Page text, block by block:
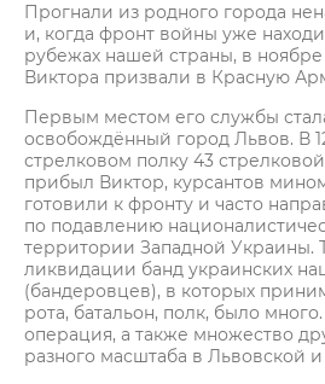
Прогнали из родного города
и, когда фронт войны уже
рубежах нашей страны, в ноябре
Виктора призвали в Красную
Первым местом его службы
освобождённый город Львов. В
стрелковом полку 43
прибыл Виктор, курсантов
готовили к фронту и часто
по подавлению
территории Западной Украины.
ликвидации банд украинских
(бандеровцев), в которых
рота, батальон, полк, было
операция, а также множество
разного масштаба в Львовской